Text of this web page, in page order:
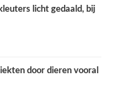
licht gedaald, bij
door dieren vooral